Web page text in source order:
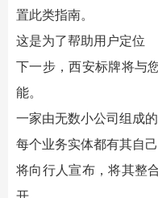
置此类指南。
这是为了帮助用户定位
下一步，西安标牌将与
能。
一家由无数小公司组成的
每个业务实体都有其自己
将向行人宣布，将其整